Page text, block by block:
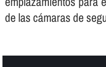
de las cámaras de